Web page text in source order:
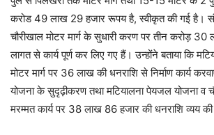
करोड 49 लाख 29 हजार रूपय है, स्वीकृत की गई है।
चौरीखाल मोटर मार्ग के सुधारी करण पर तीन करोड़
लागत से कार्य पूर्ण कर लिए गए हैं। उन्होंने बताया कि
मोटर मार्ग पर 36 लाख की धनराशि से निर्माण कार्य
योजना के सुदृढ़ीकरण तथा मटियालना पेयजल योजना व
मरम्मत कार्य पर 38 लाख 86 हजार की धनराशि व्यय